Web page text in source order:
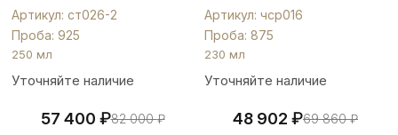
Артикул: ст026-2
Проба: 925
250 мл
Уточняйте наличие
57 400 ₽82 000₽
Артикул: чср016
Проба: 875
230 мл
Уточняйте наличие
48 902 ₽69 860₽